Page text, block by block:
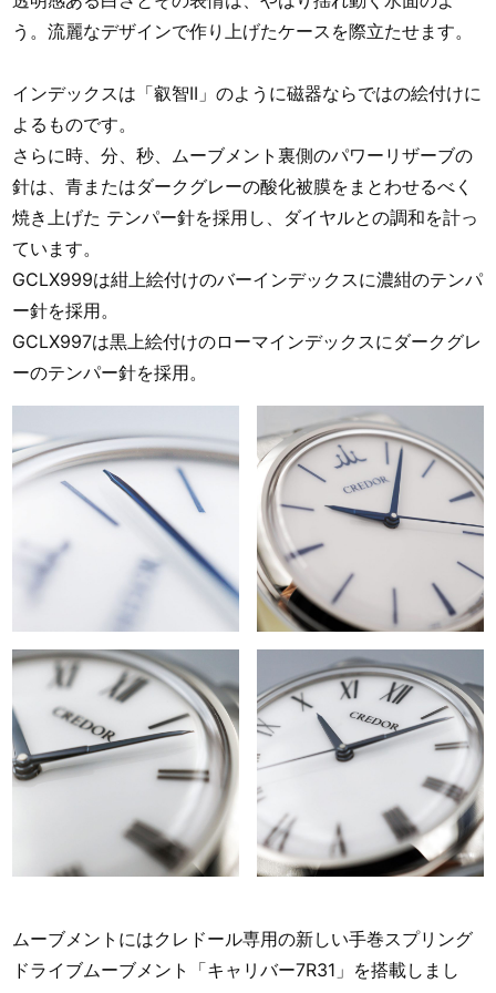
う。流麗なデザインで作り上げたケースを際立たせます。
インデックスは「叡智II」のように磁器ならではの絵付けに
よるものです。
さらに時、分、秒、ムーブメント裏側のパワーリザーブの
針は、青またはダークグレーの酸化被膜をまとわせるべく
焼き上げた テンパー針を採用し、ダイヤルとの調和を計っ
ています。
GCLX999は紺上絵付けのバーインデックスに濃紺のテンパ
ー針を採用。
GCLX997は黒上絵付けのローマインデックスにダークグレ
ーのテンパー針を採用。
ムーブメントにはクレドール専用の新しい手巻スプリング
ドライブムーブメント「キャリバー7R31」を搭載しまし